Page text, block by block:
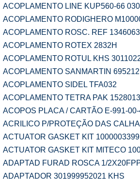
ACOPLAMENTO LINE KUP560-66
ACOPLAMENTO RODIGHERO
ACOPLAMENTO ROSC. REF
ACOPLAMENTO ROTEX 2832H
ACOPLAMENTO ROTUL KHS
ACOPLAMENTO SANMARTIN 695212
ACOPLAMENTO SIDEL TFA032
ACOPLAMENTO TETRA PAK
ACOPOS PLACA / CARTÃO E-991-
ACRILICO P/PROTEÇÃO DAS
ACTUATOR GASKET KIT
ACTUATOR GASKET KIT MITECO
ADAPTAD FURAD ROSCA 1/
ADAPTADOR 301999952021 KHS